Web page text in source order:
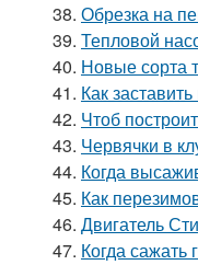
38. Обрезка на
39. Тепловой
40. Новые сорта
41. Как
42. Чтоб
43. Червячки в
44. Когда
45. Как
46. Двигатель
47. Когда сажать